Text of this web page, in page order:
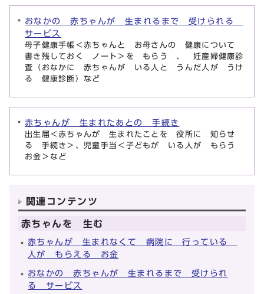
おなかの 赤ちゃんが 生まれるまで 受けられる
サービス
母子健康手帳＜赤ちゃんと お母さんの 健康について
書き残しておく ノート＞を もらう 、 妊産婦健康診
査（おなかに 赤ちゃんが いる人と うんだ人が うけ
る 健康診断）など
赤ちゃんが 生まれたあとの 手続き
出生届＜赤ちゃんが 生まれたことを 役所に 知らせ
る 手続き＞、児童手当＜子どもが いる人が もらう
お金＞など
関連コンテンツ
赤ちゃんを 生む
赤ちゃんが 生まれなくて 病院に 行っている
人が もらえる お金
おなかの 赤ちゃんが 生まれるまで 受けられ
る サービス